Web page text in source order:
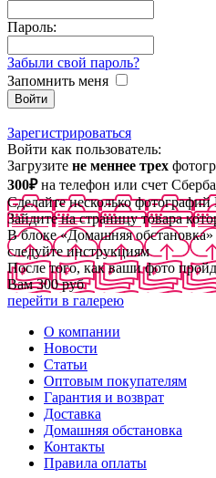
Пароль:
Забыли свой пароль?
Запомнить меня
Зарегистрироваться
Войти как пользователь:
Загрузите не меннее трех
300₽на телефон или счет
Сделайте несколько
Зайдите на страницу товара
В блоке «Домашняя
следуйте инструкциям
После того, как ваши фото
Вам 300 руб
перейти в галерею
О компании
Новости
Статьи
Оптовым покупателям
Гарантия и возврат
Доставка
Домашняя обстановка
Контакты
Правила оплаты